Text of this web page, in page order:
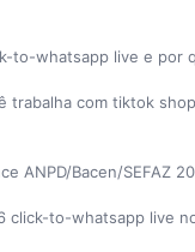
to-whatsapp live e por
trabalha com tiktok
ANPD/Bacen/SEFAZ
click-to-whatsapp live